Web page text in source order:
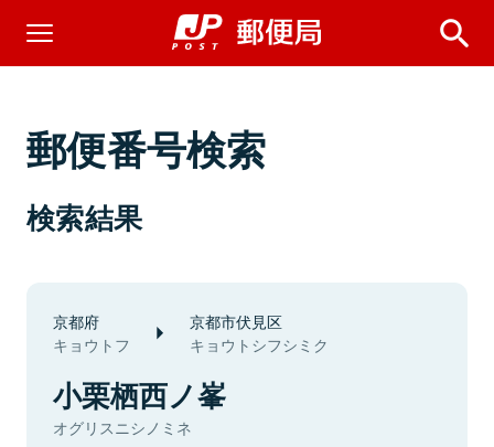
郵便番号検索
検索結果
京都府
キョウトフ
京都市伏見区
キョウトシフシミク
小栗栖西ノ峯
オグリスニシノミネ